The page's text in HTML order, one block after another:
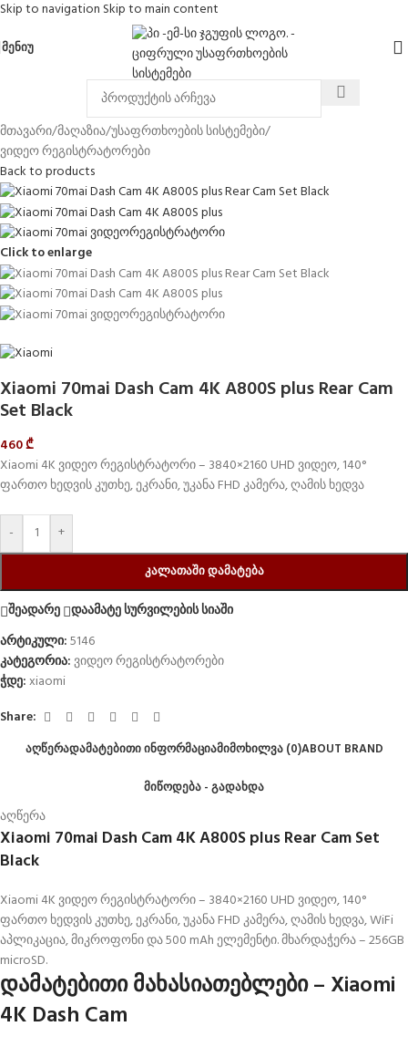
Skip to navigation Skip to main content
ᲛᲔᲜᲘᲣ
მთავარი/მაღაზია/უსაფრთხოების სისტემები/
ვიდეო რეგისტრატორები
Back to products
Click to enlarge
Xiaomi 70mai Dash Cam 4K A800S plus Rear Cam
Set Black
460₾
Xiaomi 4K ვიდეო რეგისტრატორი – 3840×2160 UHD ვიდეო, 140°
ფართო ხედვის კუთხე, ეკრანი, უკანა FHD კამერა, ღამის ხედვა
- +
ᲙᲐᲚᲐᲗᲐᲨᲘ ᲓᲐᲛᲐᲢᲔᲑᲐ
შეადარე დაამატე სურვილების სიაში
არტიკული:5146
კატეგორია:ვიდეო რეგისტრატორები
ჭდე:xiaomi
Share:
ᲐᲦᲬᲔᲠᲐᲓᲐᲛᲐᲢᲔᲑᲘᲗᲘ ᲘᲜᲤᲝᲠᲛᲐᲪᲘᲐᲛᲘᲛᲝᲮᲘᲚᲕᲐ (0)ABOUT BRAND
ᲛᲘᲬᲝᲓᲔᲑᲐ - ᲒᲐᲓᲐᲮᲓᲐ
აღწერა
Xiaomi 70mai Dash Cam 4K A800S plus Rear Cam Set
Black
Xiaomi 4K ვიდეო რეგისტრატორი – 3840×2160 UHD ვიდეო, 140°
ფართო ხედვის კუთხე, ეკრანი, უკანა FHD კამერა, ღამის ხედვა, WiFi
აპლიკაცია, მიკროფონი და 500 mAh ელემენტი. მხარდაჭერა – 256GB
microSD.
დამატებითი მახასიათებლები – Xiaomi
4K Dash Cam